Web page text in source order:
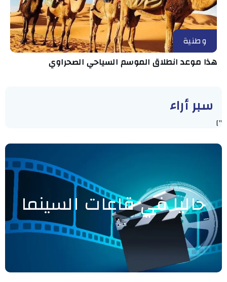
وطنية
هذا موعد انطلاق الموسم السياحي الصحراوي
سبر أراء
"]
حاليا في قاعات السينما